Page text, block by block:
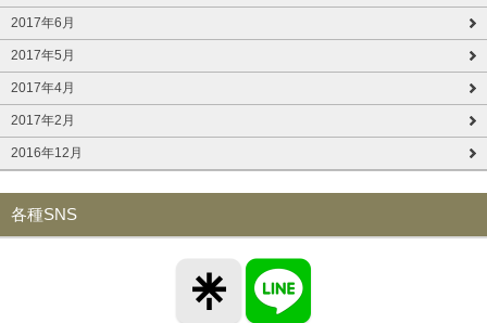
2017年6月
2017年5月
2017年4月
2017年2月
2016年12月
各種SNS